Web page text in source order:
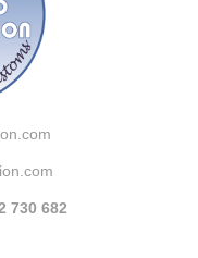
730 682